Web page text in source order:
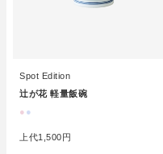
Spot Edition
辻が花 軽量飯碗
● ●
上代1,500円